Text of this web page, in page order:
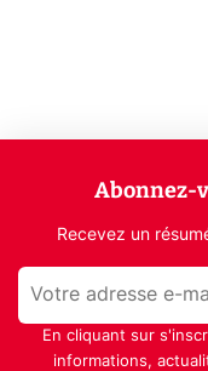
Abonnez-
Recevez un
En cliquant sur
informations,